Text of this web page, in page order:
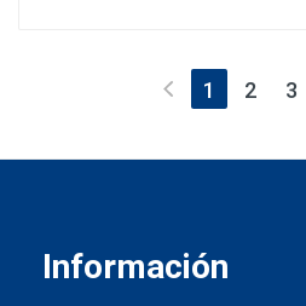
1 (current)
2 3
Información